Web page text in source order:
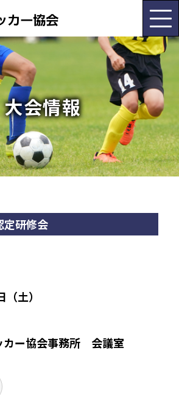
情報
大会情報
定研修会
土）
カー協会事務所 会議室